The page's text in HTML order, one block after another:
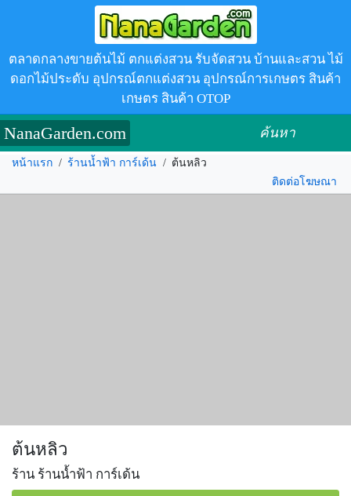
ตลาดกลางขายต้นไม้ ตกแต่งสวน รับจัดสวน บ้านและสวน ไม้
ดอกไม้ประดับ อุปกรณ์ตกแต่งสวน อุปกรณ์การเกษตร สินค้า
เกษตร สินค้า OTOP
NanaGarden.com ค้นหา
หน้าแรก / ร้านน้ำฟ้า การ์เด้น / ต้นหลิว
ติดต่อโฆษณา
ต้นหลิว
ร้าน ร้านน้ำฟ้า การ์เด้น